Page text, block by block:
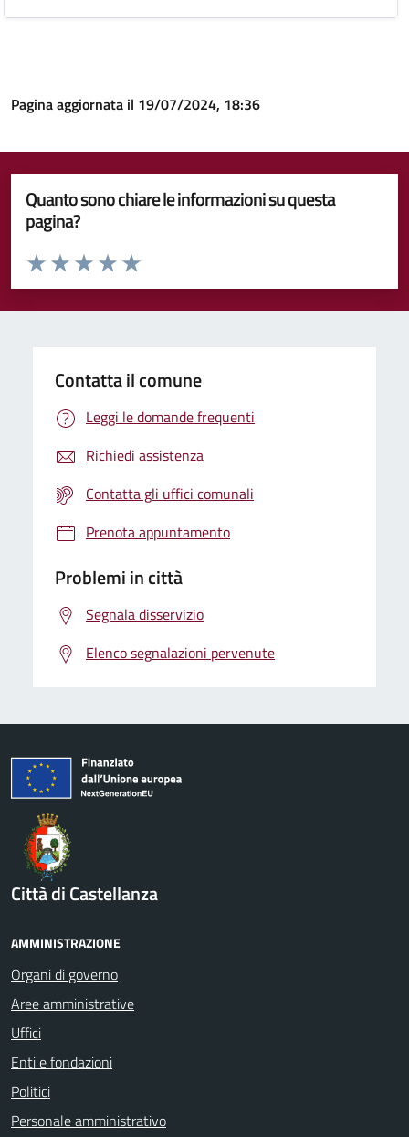
Pagina aggiornata il 19/07/2024, 18:36
Quanto sono chiare le informazioni su questa
pagina?
Valuta da 1 a 5 stelle la pagina
Valuta 5 stelle su 5
Valuta 4 stelle su 5
Valuta 3 stelle su 5
Valuta 2 stelle su 5
Valuta 1 stelle su 5
Contatta il comune
Leggi le domande frequenti
Richiedi assistenza
Contatta gli uffici comunali
Prenota appuntamento
Problemi in città
Segnala disservizio
Elenco segnalazioni pervenute
Città di Castellanza
AMMINISTRAZIONE
Organi di governo
Aree amministrative
Uffici
Enti e fondazioni
Politici
Personale amministrativo